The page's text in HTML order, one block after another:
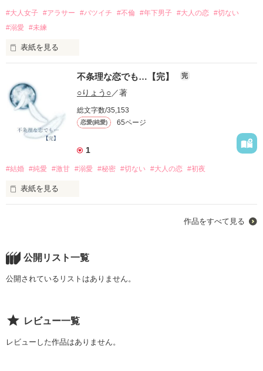
作品を読む
花言葉は「友情」
最初の何年かは
と贈ってくれた。
でもある年、その花に込められた本当の思いを知る。
くさなくていい。
それでいいから、ずっと俺のそばにいてほしい。
私に言った彼の精一杯の思い。
ミモザの花言葉は、友情
でも私は、その時にはその深い想いに応えることができなかっ
#大人女子 #アラサー #バツイチ #不倫 #年下男子 #大人の恋 #切ない
#溺愛 #未練
表紙を見る
バツイチ　アラサー　　　　　　　誠実で奥手な３０歳
相良ひな　　　　　　×　　　　　佐々木　瑞希
私にとっての何よりも大切で、守るべきは娘と自分。
そして、時に今が盛りではないかと思うほどの渇望感に苛まれ
ることがあった。
不条理な恋でも…【完】 完
○りょう○／著
総文字数/35,153
恋愛(純愛) 65ページ
1
#結婚 #純愛 #激甘 #溺愛 #秘密 #切ない #大人の恋 #初夜
表紙を見る
穂香（ほのか）　　　　　　×　　　　　大希（たいき）
作品をすべて見る
公開リスト一覧
公開されているリストはありません。
レビュー一覧
レビューした作品はありません。